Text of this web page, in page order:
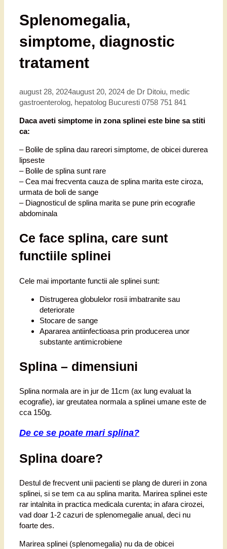
Splenomegalia,
simptome, diagnostic
tratament
august 28, 2024august 20, 2024 de Dr Ditoiu, medic
gastroenterolog, hepatolog Bucuresti 0758 751 841
Daca aveti simptome in zona splinei este bine sa stiti
ca:
– Bolile de splina dau rareori simptome, de obicei durerea
lipseste
– Bolile de splina sunt rare
– Cea mai frecventa cauza de splina marita este ciroza,
urmata de boli de sange
– Diagnosticul de splina marita se pune prin ecografie
abdominala
Ce face splina, care sunt
functiile splinei
Cele mai importante functii ale splinei sunt:
Distrugerea globulelor rosii imbatranite sau
deteriorate
Stocare de sange
Apararea antiinfectioasa prin producerea unor
substante antimicrobiene
Splina – dimensiuni
Splina normala are in jur de 11cm (ax lung evaluat la
ecografie), iar greutatea normala a splinei umane este de
cca 150g.
De ce se poate mari splina?
Splina doare?
Destul de frecvent unii pacienti se plang de dureri in zona
splinei, si se tem ca au splina marita. Marirea splinei este
rar intalnita in practica medicala curenta; in afara cirozei,
vad doar 1-2 cazuri de splenomegalie anual, deci nu
foarte des.
Marirea splinei (splenomegalia) nu da de obicei